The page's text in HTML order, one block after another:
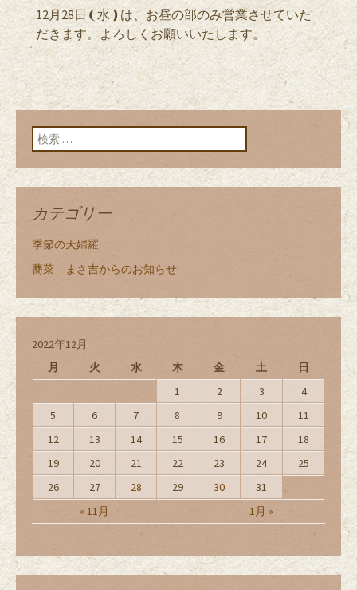
12月28日❨水❫は、お昼の部のみ営業させていた
だきます。よろしくお願いいたします。
検索:
カテゴリー
季節の天婦羅
蕎菜 まさ吉からのお知らせ
2022年12月
月
火 水 木 金 土 日
« 11月 1月 »
1 2 3
4
5
6 7 8 9 10
11
12
13 14 15 16 17
18
19
20 21 22 23 24
25
26
27 28 29 30 31